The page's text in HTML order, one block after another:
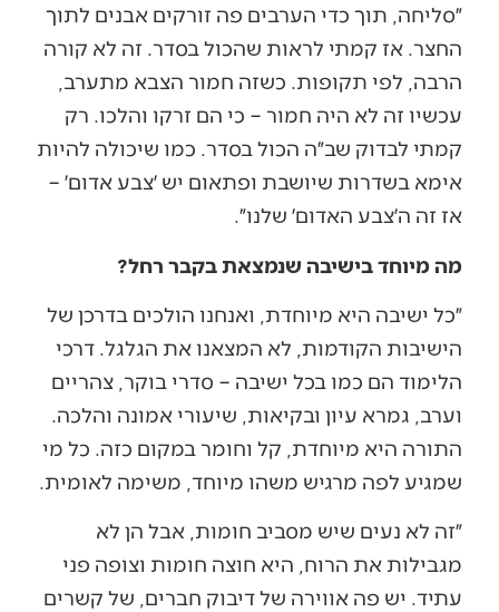
״סליחה, תוך כדי הערבים פה זורקים אבנים לתוך
החצר. אז קמתי לראות שהכול בסדר. זה לא קורה
הרבה, לפי תקופות. כשזה חמור הצבא מתערב,
עכשיו זה לא היה חמור – כי הם זרקו והלכו. רק
קמתי לבדוק שב״ה הכול בסדר. כמו שיכולה להיות
אימא בשדרות שיושבת ופתאום יש ׳צבע אדום׳ –
אז זה ה׳צבע האדום׳ שלנו״.
מה מיוחד בישיבה שנמצאת בקבר רחל?
״כל ישיבה היא מיוחדת, ואנחנו הולכים בדרכן של
הישיבות הקודמות, לא המצאנו את הגלגל. דרכי
הלימוד הם כמו בכל ישיבה – סדרי בוקר, צהריים
וערב, גמרא עיון ובקיאות, שיעורי אמונה והלכה.
התורה היא מיוחדת, קל וחומר במקום כזה. כל מי
שמגיע לפה מרגיש משהו מיוחד, משימה לאומית.
״זה לא נעים שיש מסביב חומות, אבל הן לא
מגבילות את הרוח, היא חוצה חומות וצופה פני
עתיד. יש פה אווירה של דיבוק חברים, של קשרים